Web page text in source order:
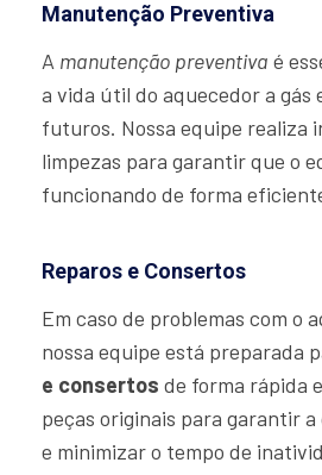
Manutenção Preventiva
A manutenção preventiva é
a vida útil do aquecedor a gás
futuros. Nossa equipe realiza
limpezas para garantir que o
funcionando de forma
Reparos e Consertos
Em caso de problemas com o
nossa equipe está preparada
e consertos de forma rápida
peças originais para garantir
e minimizar o tempo de